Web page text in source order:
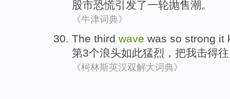
股市恐慌引发了一轮抛售潮。
《牛津词典》
The third wave was so strong it
第3个浪头如此猛烈 ，把我击得
《柯林斯英汉双解大词典》